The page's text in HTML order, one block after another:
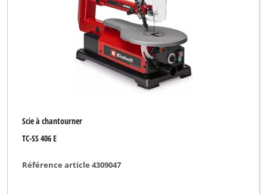
Scie à chantourner
TC-SS 406 E
Référence article 4309047